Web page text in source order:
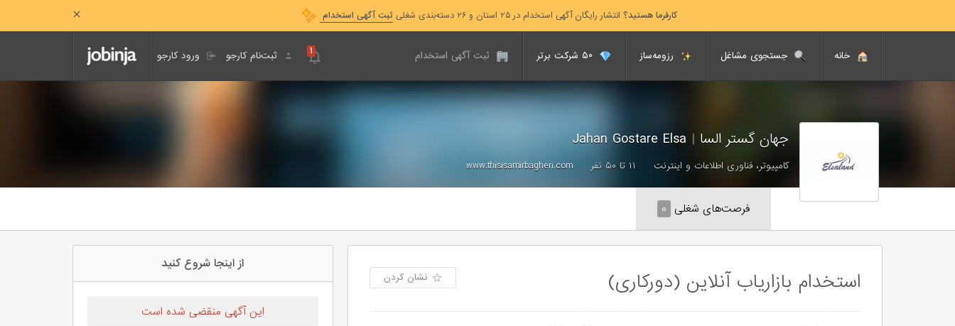
کارفرما هستید؟ انتشار رایگان آگهی استخدام در ۲۵ استان و ۲۶ دسته‌بندی شغلی ثبت آگهی استخدام
خانه جستجوی مشاغل رزومه‌ساز ثبت آگهی استخدام ورود کارجو ثبت‌نام کارجو ۱
جهان گستر السا |
کامپیوتر، فناوری اطلاعات و اینترنت ۱۱ تا ۵۰ نفر www.thisisamirbagheri.com
فرصت‌های شغلی ۰
استخدام بازاریاب آنلاین (دورکاری) نشان کردن
از اینجا شروع کنید
این آگهی منقضی شده است